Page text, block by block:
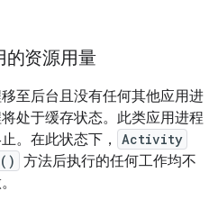
的资源用量
移至后台且没有任何其他应用进
处于缓存状态。此类应用进程
。在此状态下，
Activity
方法后执行的任何工作均不